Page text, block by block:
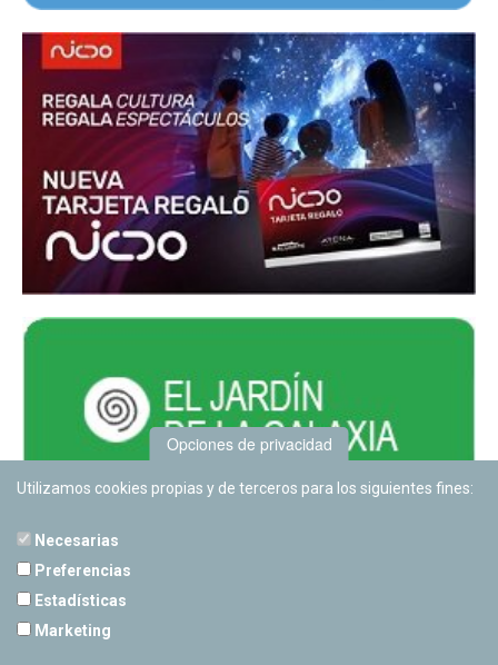
Opciones de privacidad
Utilizamos cookies propias y de terceros para los siguientes fines:
Necesarias
Preferencias
Estadísticas
Marketing